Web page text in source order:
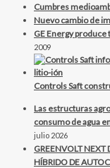
Cumbres
Nuevo cambio de
GE Energy
2009
Controls Saft
Las estructuras
consumo de agua
julio 2026
GREENVOLT NEXT
HÍBRIDO DE